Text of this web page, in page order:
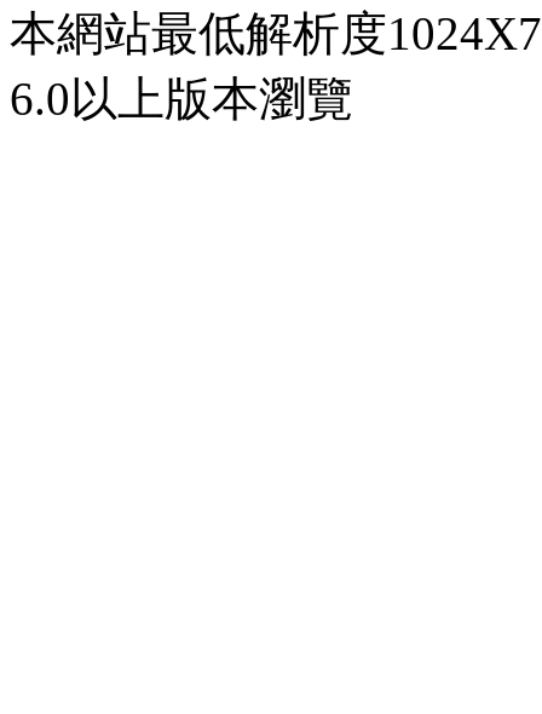
本網站最低解析度
6.0以上版本瀏覽